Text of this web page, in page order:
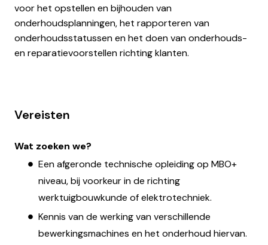
voor het opstellen en bijhouden van
onderhoudsplanningen, het rapporteren van
onderhoudsstatussen en het doen van onderhouds-
en reparatievoorstellen richting klanten.
Vereisten
Wat zoeken we?
Een afgeronde technische opleiding op MBO+
niveau, bij voorkeur in de richting
werktuigbouwkunde of elektrotechniek.
Kennis van de werking van verschillende
bewerkingsmachines en het onderhoud hiervan.